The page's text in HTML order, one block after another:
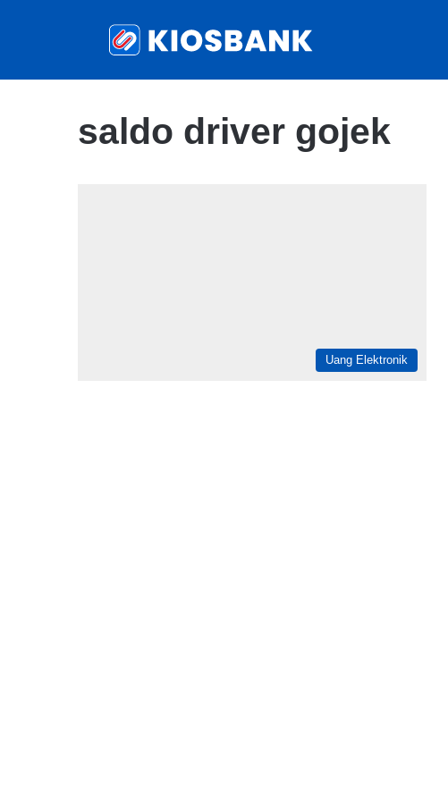
saldo driver gojek
Uang Elektronik